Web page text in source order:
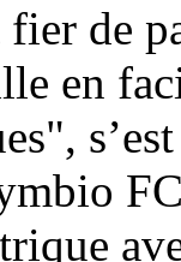
de
en